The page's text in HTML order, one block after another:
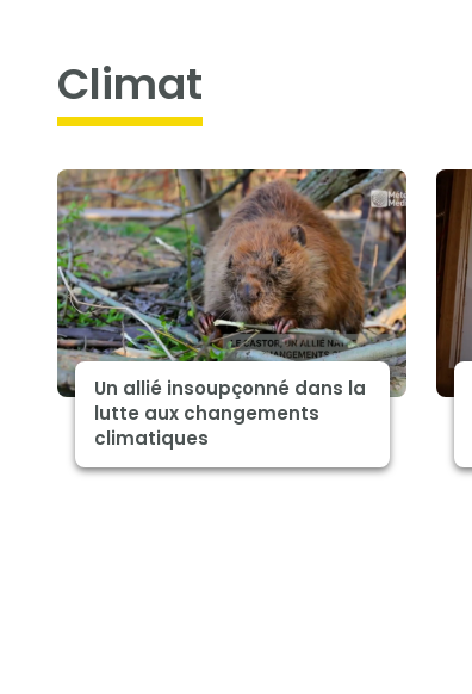
climat
Un allié insoupçonné dans la
lutte aux changements
climatiques